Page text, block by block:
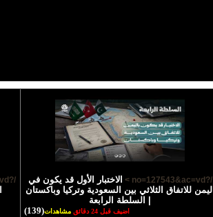
/?no=127543&ac=vd >
الاختبار الأول قد يكون في
اليمن للاتفاق الثلاثي بين السعودية وتركيا وباكستان
| السلطة الرابعة
اضيف قبل 24 دقائق مشاهدات(139)
/?no=127542&ac=vd >